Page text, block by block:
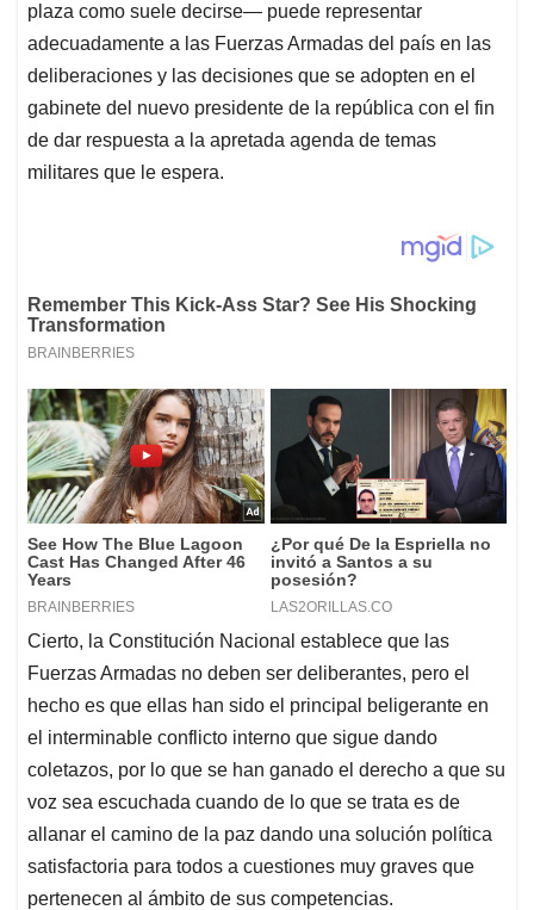
plaza como suele decirse— puede representar
adecuadamente a las Fuerzas Armadas del país en las
deliberaciones y las decisiones que se adopten en el
gabinete del nuevo presidente de la república con el fin
de dar respuesta a la apretada agenda de temas
militares que le espera.
Cierto, la Constitución Nacional establece que las
Fuerzas Armadas no deben ser deliberantes, pero el
hecho es que ellas han sido el principal beligerante en
el interminable conflicto interno que sigue dando
coletazos, por lo que se han ganado el derecho a que su
voz sea escuchada cuando de lo que se trata es de
allanar el camino de la paz dando una solución política
satisfactoria para todos a cuestiones muy graves que
pertenecen al ámbito de sus competencias.